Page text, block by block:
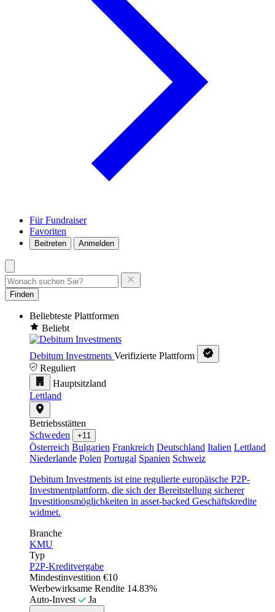
Für Fundraiser
Favoriten
Beitreten Anmelden
Finden
Beliebteste Plattformen
Beliebt
Debitum Investments Verifizierte Plattform
Reguliert
Hauptsitzland
Lettland
Betriebsstätten
Schweden
+11
Österreich Bulgarien Frankreich Deutschland Italien Lettland
Niederlande Polen Portugal Spanien Schweiz
Debitum Investments ist eine regulierte europäische P2P-
Investmentplattform, die sich der Bereitstellung sicherer
Investitionsmöglichkeiten in asset-backed Geschäftskredite
widmet.
Branche
KMU
Typ
P2P-Kreditvergabe
Mindestinvestition €10
Werbewirksame Rendite 14.83%
Auto-Invest
Ja